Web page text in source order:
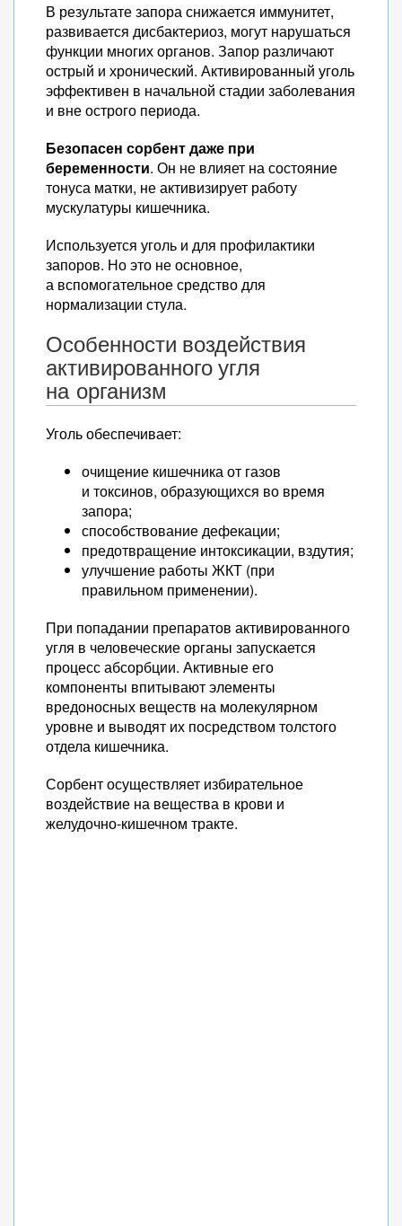
В результате запора снижается иммунитет,
развивается дисбактериоз, могут нарушаться
функции многих органов. Запор различают
острый и хронический. Активированный уголь
эффективен в начальной стадии заболевания
и вне острого периода.
Безопасен сорбент даже при
беременности. Он не влияет на состояние
тонуса матки, не активизирует работу
мускулатуры кишечника.
Используется уголь и для профилактики
запоров. Но это не основное,
а вспомогательное средство для
нормализации стула.
Особенности воздействия
активированного угля
на организм
Уголь обеспечивает:
очищение кишечника от газов
и токсинов, образующихся во время
запора;
способствование дефекации;
предотвращение интоксикации, вздутия;
улучшение работы ЖКТ (при
правильном применении).
При попадании препаратов активированного
угля в человеческие органы запускается
процесс абсорбции. Активные его
компоненты впитывают элементы
вредоносных веществ на молекулярном
уровне и выводят их посредством толстого
отдела кишечника.
Сорбент осуществляет избирательное
воздействие на вещества в крови и
желудочно-кишечном тракте.